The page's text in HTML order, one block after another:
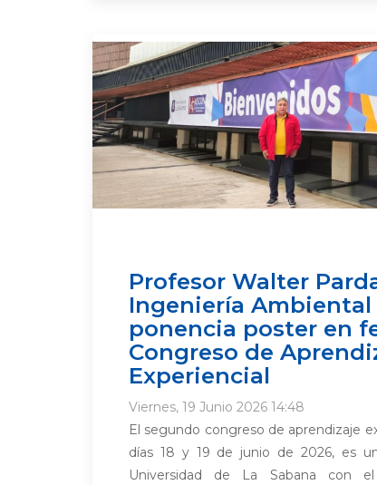
Profesor Walter
Ingeniería Ambiental
ponencia poster en
Congreso de
Experiencial
Viernes, 19 Junio 2026 14:48
El segundo congreso de aprendizaje
días 18 y 19 de junio de 2026, es
Universidad de La Sabana con